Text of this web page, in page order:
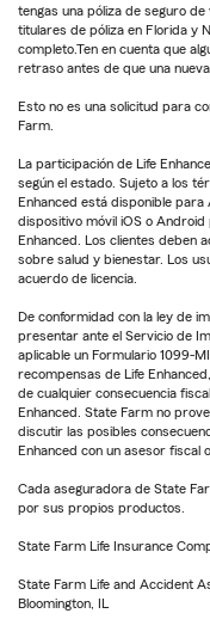
tengas una póliza de seguro
titulares de póliza en Florida y
completo.Ten en cuenta que
retraso antes de que una
Esto no es una solicitud para
Farm.
La participación de Life
según el estado. Sujeto a los
Enhanced está disponible
dispositivo móvil iOS o
Enhanced. Los clientes deben
sobre salud y bienestar. Los
acuerdo de licencia.
De conformidad con la ley de
presentar ante el Servicio de
aplicable un Formulario 1099-
recompensas de Life
de cualquier consecuencia
Enhanced. State Farm no
discutir las posibles
Enhanced con un asesor fiscal o
Cada aseguradora de State
por sus propios productos.
State Farm Life Insurance
State Farm Life and Accident
Bloomington, IL